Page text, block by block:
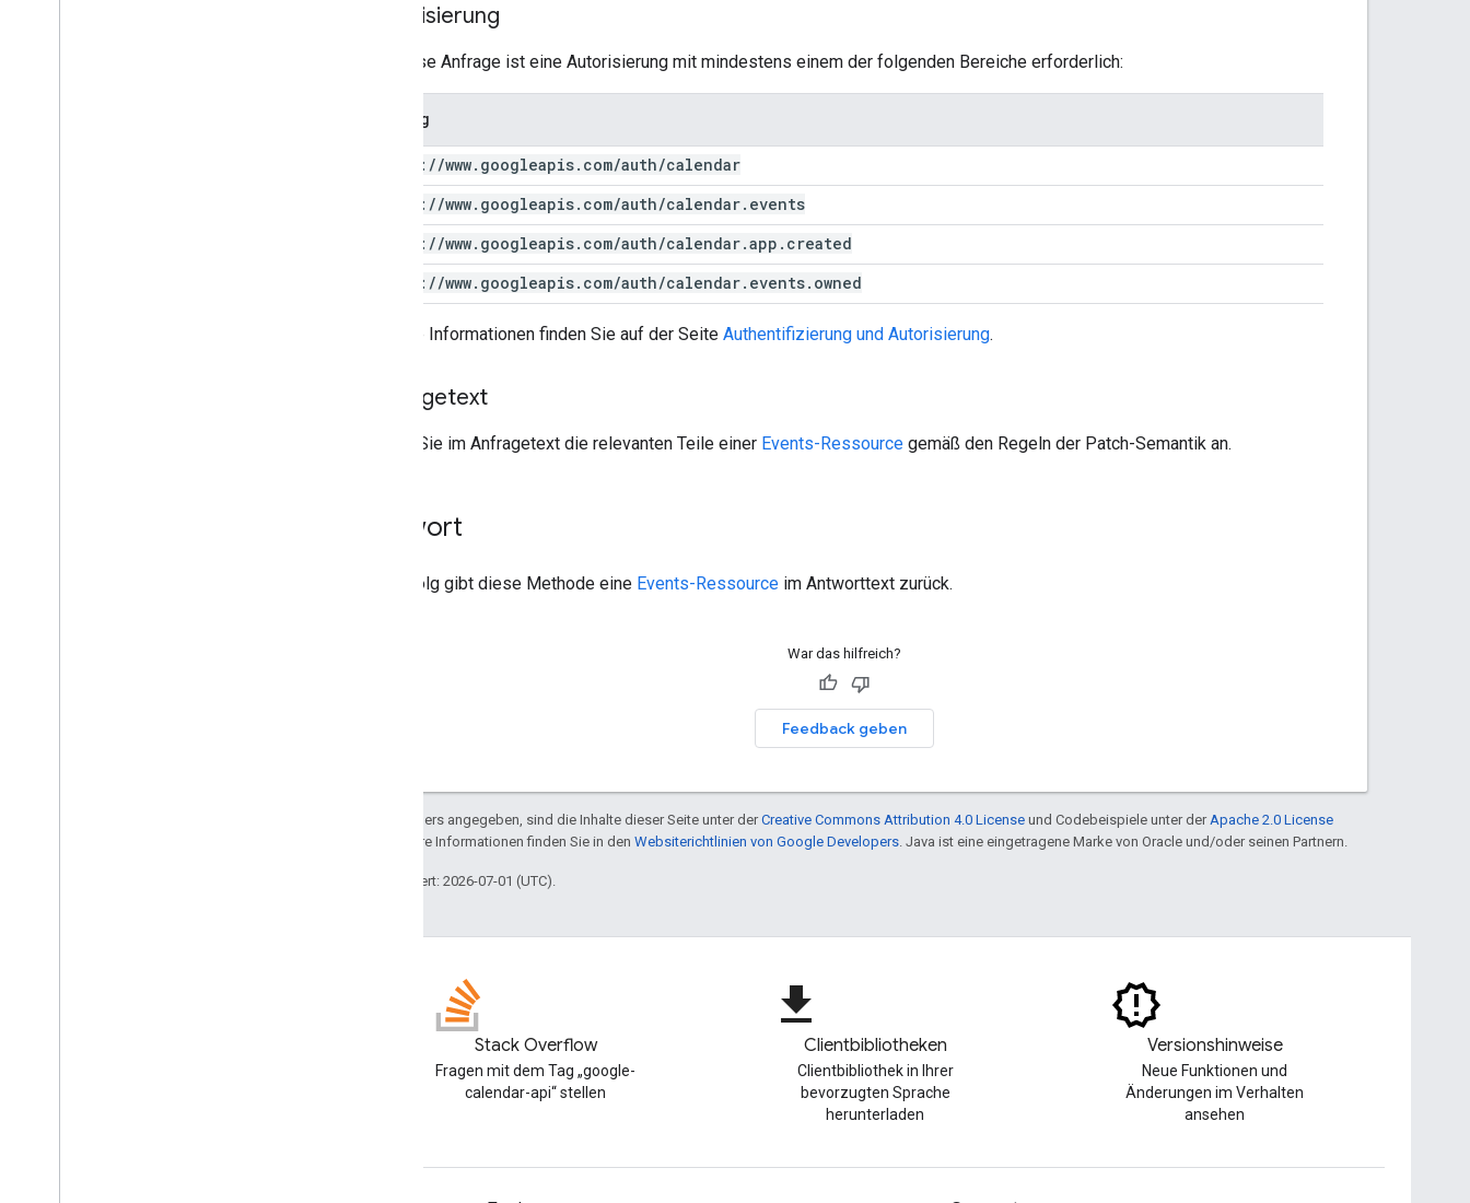
Autorisierung
Für diese Anfrage ist eine Autorisierung mit mindestens einem der folgenden Bereiche erforderlich:
Umfang
https: //www. googleapis. com/auth/calendar
https: //www. googleapis. com/auth/calendar. events
https: //www. googleapis. com/auth/calendar.app . created
https: //www. googleapis. com/auth/calendar. events. owned
Weitere Informationen finden Sie auf der Seite Authentifizierung und Autorisierung.
Anfragetext
Geben Sie im Anfragetext die relevanten Teile einer Events-Ressource gemäß den Regeln der Patch-Semantik an.
Antwort
Bei Erfolg gibt diese Methode eine Events-Ressource im Antworttext zurück.
War das hilfreich?
Feedback geben
Sofern nicht anders angegeben, sind die Inhalte dieser Seite unter derCreative Commons Attribution 4.0 License und Codebeispiele unter der Apache 2.0 License
lizenziert. Weitere Informationen finden Sie in den Websiterichtlinien von Google Developers . Java ist eine eingetragene Marke von Oracle und/oder seinen Partnern.
Zuletzt aktualisiert: 2026-07-01 (UTC).
Stack Overflow
Fragen mit dem Tag „google-
calendar-api“ stellen
file_download
Clientbibliotheken
Clientbibliothek in Ihrer
bevorzugten Sprache
herunterladen
Versionshinweise
Neue Funktionen und
Änderungen im Verhalten
ansehen